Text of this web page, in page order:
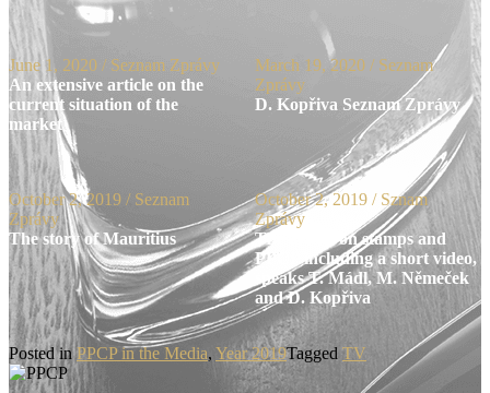
June 1, 2020 / Seznam Zprávy
An extensive article on the
current situation of the
market
March 19, 2020/ Seznam
Zprávy
D. Kopřiva Seznam Zprávy
October 2, 2019 / Seznam
Zprávy
The story of Mauritius
October 2, 2019/ Sznam
Zprávy
The article on stamps and
PPCP including a short video,
speaks T. Mádl, M. Němeček
and D. Kopřiva
Posted inPPCP in the Media, Year 2019Tagged TV